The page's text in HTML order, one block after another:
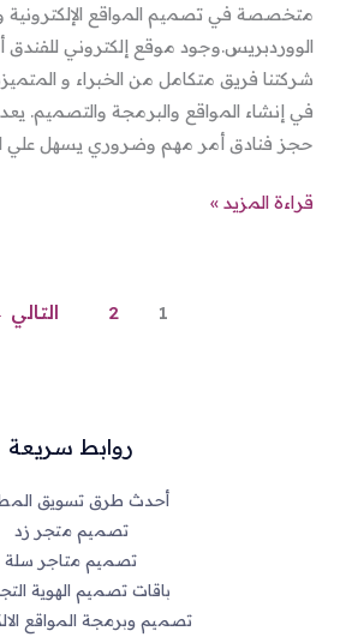
متخصصة في تصميم المواقع الإلكترونية
الووردبريس.وجود موقع إلكتروني للفندق
في إنشاء المواقع والبرمجة والتصميم.
حجز فنادق أمر مهم وضروري يسهل علي
قراءة المزيد »
1
2 التالي
روابط سريعة
أحدث طرق تسويق
تصميم متجر زد
تصميم متاجر سلة
باقات تصميم الهوية
تصميم وبرمجة المواقع